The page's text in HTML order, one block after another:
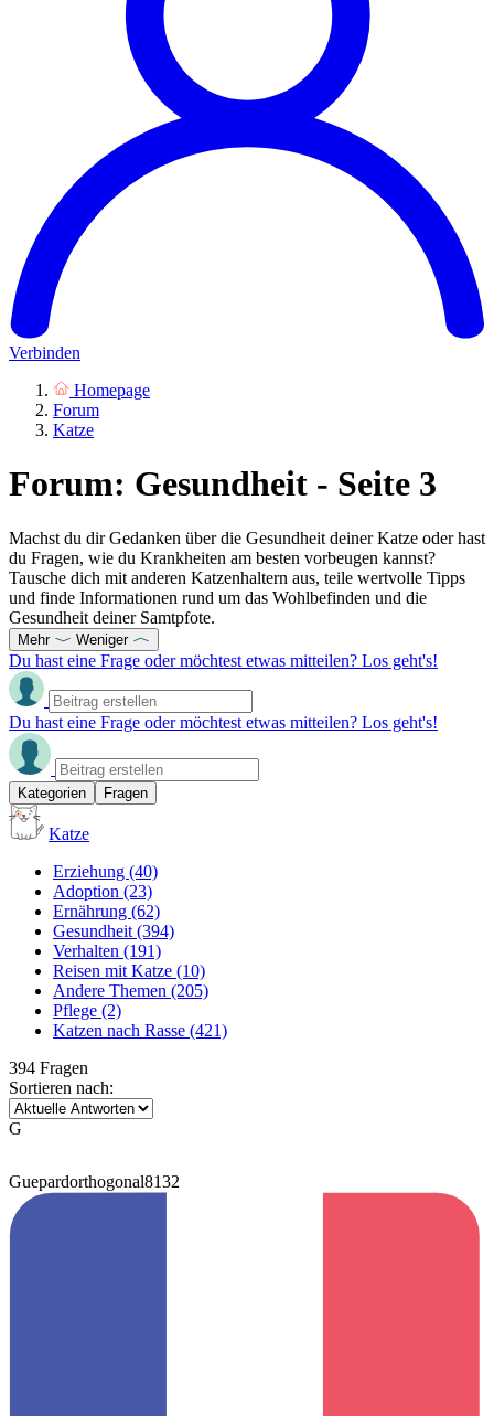
Verbinden
Homepage
Forum
Katze
Forum: Gesundheit - Seite 3
Machst du dir Gedanken über die Gesundheit deiner Katze oder hast
du Fragen, wie du Krankheiten am besten vorbeugen kannst?
Tausche dich mit anderen Katzenhaltern aus, teile wertvolle Tipps
und finde Informationen rund um das Wohlbefinden und die
Gesundheit deiner Samtpfote.
Mehr Weniger
Du hast eine Frage oder möchtest etwas mitteilen? Los geht's!
Du hast eine Frage oder möchtest etwas mitteilen? Los geht's!
Kategorien Fragen
Katze
Erziehung (40)
Adoption (23)
Ernährung (62)
Gesundheit (394)
Verhalten (191)
Reisen mit Katze (10)
Andere Themen (205)
Pflege (2)
Katzen nach Rasse (421)
394 Fragen
Sortieren nach:
G
Guepardorthogonal8132